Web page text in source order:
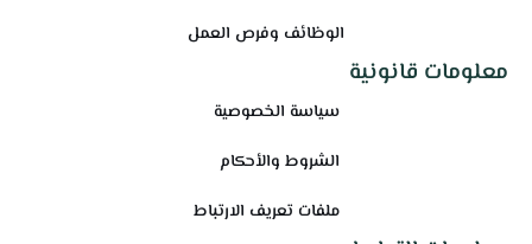
الوظائف وفرص العمل
معلومات قانونية
سياسة الخصوصية
الشروط والأحكام
ملفات تعريف الارتباط